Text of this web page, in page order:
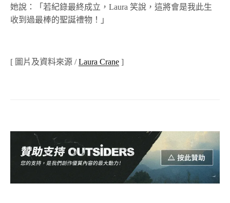
她說：「若紀錄最終成立，Laura 笑說，這將會是我此生
收到過最棒的聖誕禮物！」
[ 圖片及資料來源 /Laura Crane ]